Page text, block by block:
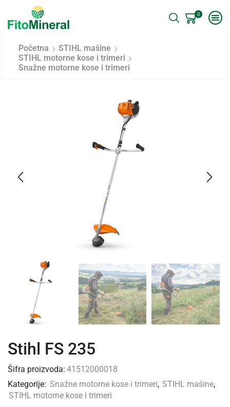
0
Početna
STIHL mašine
STIHL motorne kose i trimeri
Snažne motorne kose i trimeri
Stihl FS 235
Šifra proizvoda: 41512000018
Kategorije: Snažne motorne kose i trimeri, STIHL mašine,
STIHL motorne kose i trimeri